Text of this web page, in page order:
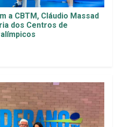
a CBTM, Cláudio Massad
dos Centros de